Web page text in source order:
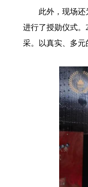
此外，现场
进行了授勋仪式
采。以真实、多元